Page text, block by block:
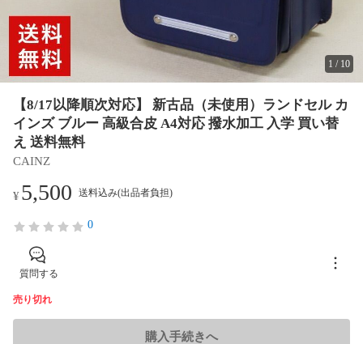
1 / 10
【8/17以降順次対応】 新古品（未使用）ランドセル カ
インズ ブルー 高級合皮 A4対応 撥水加工 入学 買い替
え 送料無料
CAINZ
¥5,500 送料込み(出品者負担)
0
質問する
売り切れ
購入手続きへ